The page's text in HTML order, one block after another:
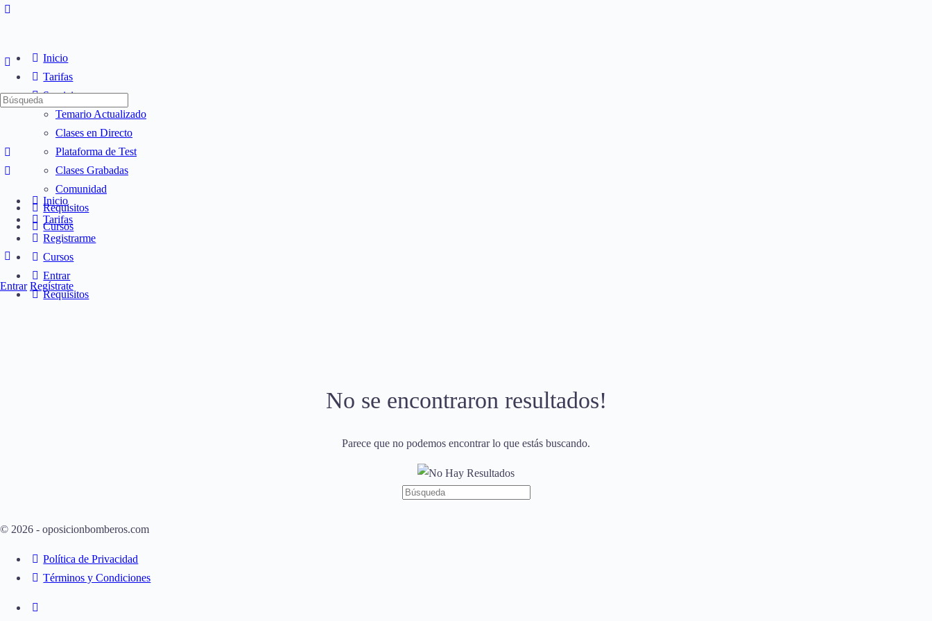
Inicio
Tarifas
Servicios
Temario Actualizado
Clases en Directo
Plataforma de Test
Clases Grabadas
Comunidad
Requisitos
Cursos
Entrar Regístrate
Búsqueda
Inicio
Tarifas
Registrarme
Cursos
Entrar
Requisitos
No se encontraron resultados!
Parece que no podemos encontrar lo que estás buscando.
Búsqueda
© 2026 - oposicionbomberos.com
Política de Privacidad
Términos y Condiciones